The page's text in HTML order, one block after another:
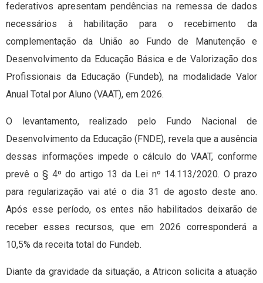
federativos apresentam pendências na remessa de dados
necessários à habilitação para o recebimento da
complementação da União ao Fundo de Manutenção e
Desenvolvimento da Educação Básica e de Valorização dos
Profissionais da Educação (Fundeb), na modalidade Valor
Anual Total por Aluno (VAAT), em 2026.
O levantamento, realizado pelo Fundo Nacional de
Desenvolvimento da Educação (FNDE), revela que a ausência
dessas informações impede o cálculo do VAAT, conforme
prevê o § 4º do artigo 13 da Lei nº 14.113/2020. O prazo
para regularização vai até o dia 31 de agosto deste ano.
Após esse período, os entes não habilitados deixarão de
receber esses recursos, que em 2026 corresponderá a
10,5% da receita total do Fundeb.
Diante da gravidade da situação, a Atricon solicita a atuação